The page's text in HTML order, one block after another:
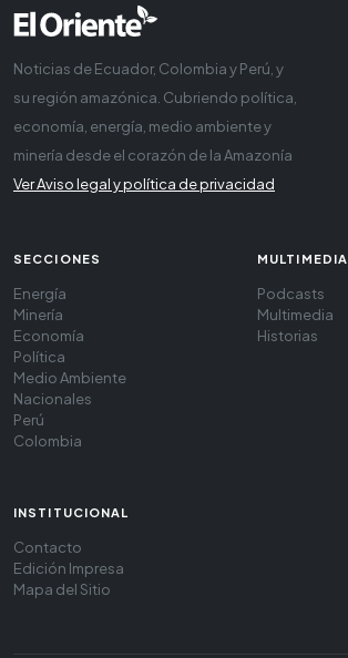
Noticias de Ecuador, Colombia y Perú, y
su región amazónica. Cubriendo política,
economía, energía, medio ambiente y
minería desde el corazón de la Amazonía
Ver Aviso legal y política de privacidad
SECCIONES
Energía
Minería
Economía
Política
Medio Ambiente
Nacionales
Perú
Colombia
MULTIMEDIA
Podcasts
Multimedia
Historias
INSTITUCIONAL
Contacto
Edición Impresa
Mapa del Sitio